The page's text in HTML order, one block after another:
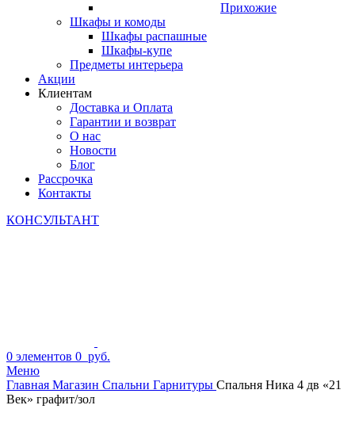
Прихожие
Шкафы и комоды
Шкафы распашные
Шкафы-купе
Предметы интерьера
Акции
Клиентам
Доставка и Оплата
Гарантии и возврат
О нас
Новости
Блог
Рассрочка
Контакты
КОНСУЛЬТАНТ
0 элементов 0 руб.
Меню
Главная Магазин Спальни Гарнитуры Спальня Ника 4 дв «21
Век» графит/зол